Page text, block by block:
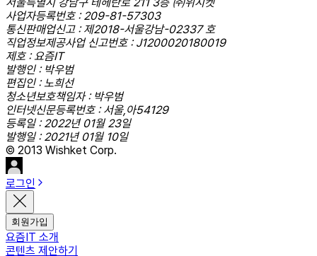
사업자등록번호 : 209-81-57303
통신판매업신고 : 제2018-서울강남-02337 호
직업정보제공사업 신고번호 : J1200020180019
제호 : 요즘IT
발행인 : 박우범
편집인 : 노희선
청소년보호책임자 : 박우범
인터넷신문등록번호 : 서울,아54129
등록일 : 2022년 01월 23일
발행일 : 2021년 01월 10일
© 2013 Wishket Corp.
로그인
회원가입
요즘IT 소개
콘텐츠 제안하기